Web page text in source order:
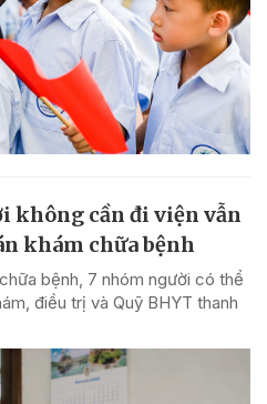
không cần đi viện vẫn
khám chữa bệnh
bệnh, 7 nhóm người có thể
điều trị và Quỹ BHYT thanh